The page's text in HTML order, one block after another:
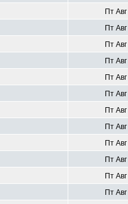
Пт
Пт
Пт
Пт
Пт
Пт
Пт
Пт
Пт
Пт
Пт
Пт